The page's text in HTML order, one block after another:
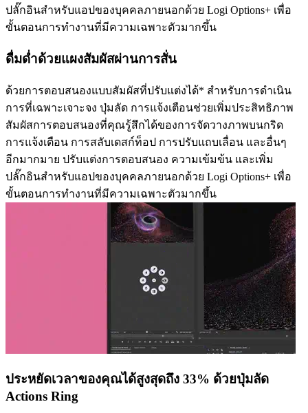
ปลั๊กอินสำหรับแอปของบุคคลภายนอกด้วย Logi Options+ เพื่อ
ขั้นตอนการทำงานที่มีความเฉพาะตัวมากขึ้น
ดื่มด่ำด้วยแผงสัมผัสผ่านการสั่น
ด้วยการตอบสนองแบบสัมผัสที่ปรับแต่งได้* สำหรับการดำเนิน
การที่เฉพาะเจาะจง ปุ่มลัด การแจ้งเตือนช่วยเพิ่มประสิทธิภาพ
สัมผัสการตอบสนองที่คุณรู้สึกได้ของการจัดวางภาพบนกริด
การแจ้งเตือน การสลับเดสก์ท็อป การปรับแถบเลื่อน และอื่นๆ
อีกมากมาย ปรับแต่งการตอบสนอง ความเข้มข้น และเพิ่ม
ปลั๊กอินสำหรับแอปของบุคคลภายนอกด้วย Logi Options+ เพื่อ
ขั้นตอนการทำงานที่มีความเฉพาะตัวมากขึ้น
ประหยัดเวลาของคุณได้สูงสุดถึง 33% ด้วยปุ่มลัด
Actions Ring